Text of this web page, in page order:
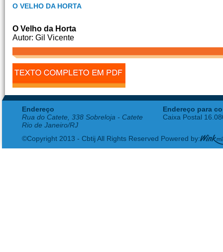
O VELHO DA HORTA
O Velho da Horta
Autor: Gil Vicente
Endereço
Rua do Catete, 338 Sobreloja - Catete
Rio de Janeiro/RJ
Endereço para
Caixa Postal
©Copyright 2013 - Cbtij All Rights Reserved Powered by: